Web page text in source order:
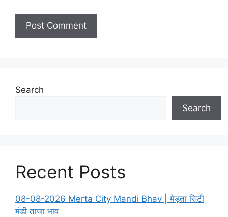
Search
Search
Recent Posts
08-08-2026 Merta City Mandi Bhav | मेड़ता सिटी
मंडी ताजा भाव